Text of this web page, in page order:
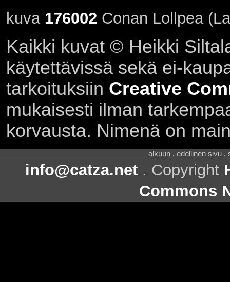
kuva 176002 Conan Lollpea
Kaikki kuvat © Heikki
käytettävissä sekä ei-
tarkoituksiin Creative
mukaisesti ilman
korvausta. Nimenä on
alkuun . edellinen sivu .
info@catza.net . Copyright
Commons